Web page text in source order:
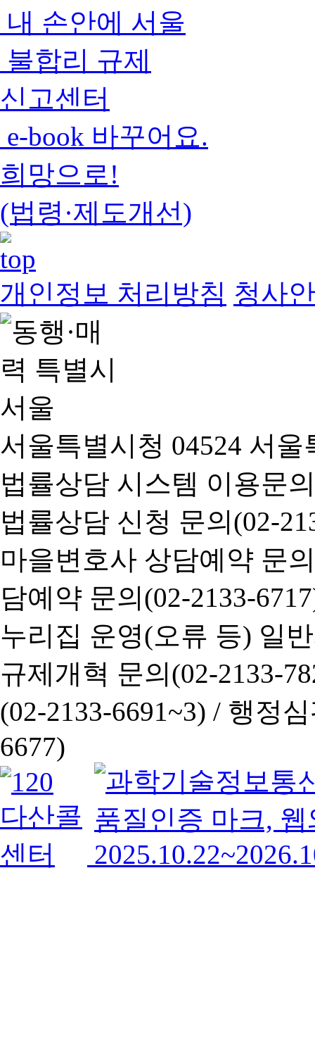
내 손안에 서울
불합리 규제
신고센터
e-book 바꾸어요.
희망으로!
(법령·제도개선)
개인정보 처리방침 청사
서울특별시청 04524 서
법률상담 시스템 이용문
법률상담 신청 문의(02-
마을변호사 상담예약 문
담예약 문의(02-2133-
누리집 운영(오류 등) 일
규제개혁 문의(02-2133-
(02-2133-6691~3) / 행정심
6677)